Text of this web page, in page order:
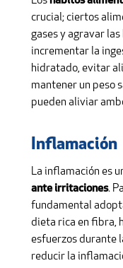
crucial; ciertos
gases y agravar
incrementar la
hidratado, evitar
mantener un peso
pueden aliviar
Inflamación
La inflamación es
ante irritaciones.
fundamental
dieta rica en fibra,
esfuerzos durante
reducir la